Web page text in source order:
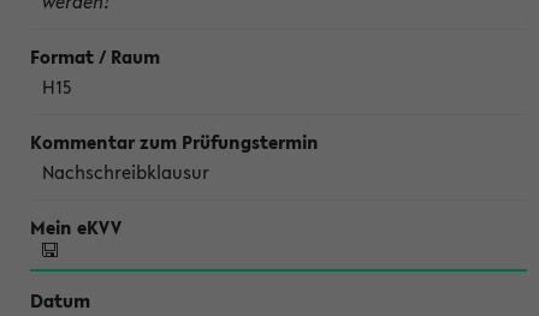
H15
Nachschreibklausur